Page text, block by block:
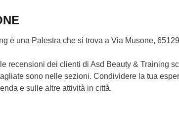
è una Palestra che si trova a Via Musone,
recensioni dei clienti di Asd Beauty & Training
sono nelle sezioni. Condividere la tua
e sulle altre attività in città.